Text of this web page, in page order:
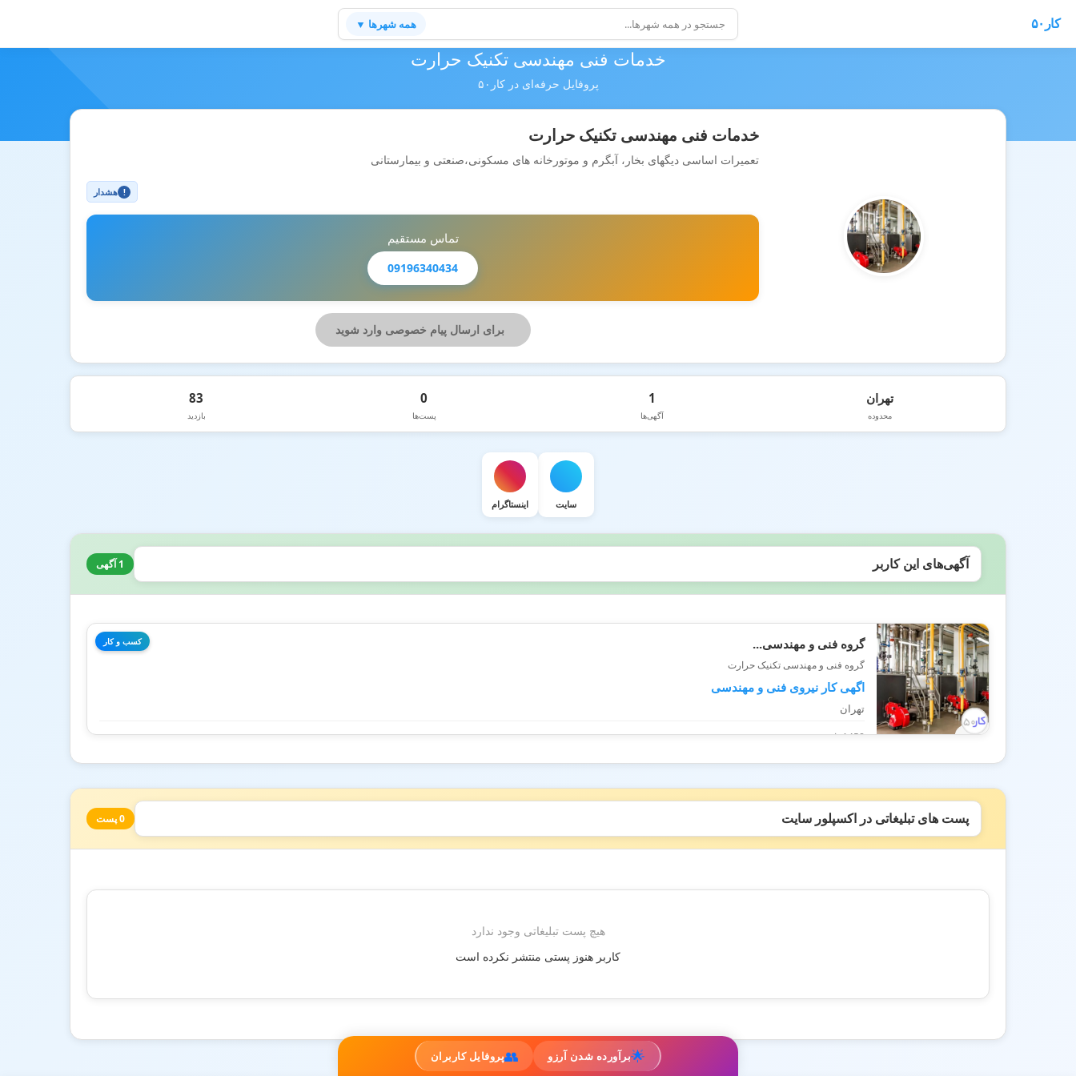
کار۵۰ همه شهرها ▼
🌟برآورده شدن آرزو 👥پروفایل کاربران
خدمات فنی مهندسی تکنیک حرارت
پروفایل حرفه‌ای در کار۵۰
خدمات فنی مهندسی تکنیک حرارت
تعمیرات اساسی دیگهای بخار، آبگرم و موتورخانه های مسکونی،صنعتی و بیمارستانی
! هشدار
تماس مستقیم
09196340434
برای ارسال پیام خصوصی وارد شوید
تهران
محدوده
1
آگهی‌ها
0
پست‌ها
83
بازدید
سایت اینستاگرام
آگهی‌های این کاربر 1 آگهی
کسب و کار گروه فنی و مهندسی...
گروه فنی و مهندسی تکنیک حرارت
اگهی کار نیروی فنی و مهندسی
تهران
1458 بازدید
پست های تبلیغاتی در اکسپلور سایت 0 پست
هیچ پست تبلیغاتی وجود ندارد
کاربر هنوز پستی منتشر نکرده است